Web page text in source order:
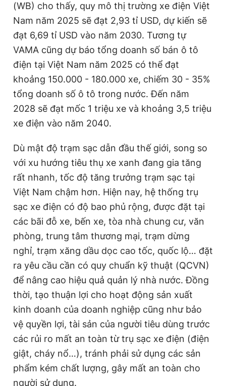
(WB) cho thấy, quy mô thị trường xe điện Việt
Nam năm 2025 sẽ đạt 2,93 tỉ USD, dự kiến sẽ
đạt 6,69 tỉ USD vào năm 2030. Tương tự
VAMA cũng dự báo tổng doanh số bán ô tô
điện tại Việt Nam năm 2025 có thể đạt
khoảng 150.000 - 180.000 xe, chiếm 30 - 35%
tổng doanh số ô tô trong nước. Đến năm
2028 sẽ đạt mốc 1 triệu xe và khoảng 3,5 triệu
xe điện vào năm 2040.
Dù mật độ trạm sạc dẫn đầu thế giới, song so
với xu hướng tiêu thụ xe xanh đang gia tăng
rất nhanh, tốc độ tăng trưởng trạm sạc tại
Việt Nam chậm hơn. Hiện nay, hệ thống trụ
sạc xe điện có độ bao phủ rộng, được đặt tại
các bãi đỗ xe, bến xe, tòa nhà chung cư, văn
phòng, trung tâm thương mại, trạm dừng
nghỉ, trạm xăng dầu dọc cao tốc, quốc lộ… đặt
ra yêu cầu cần có quy chuẩn kỹ thuật (QCVN)
để nâng cao hiệu quả quản lý nhà nước. Đồng
thời, tạo thuận lợi cho hoạt động sản xuất
kinh doanh của doanh nghiệp cũng như bảo
vệ quyền lợi, tài sản của người tiêu dùng trước
các rủi ro mất an toàn từ trụ sạc xe điện (điện
giật, cháy nổ…), tránh phải sử dụng các sản
phẩm kém chất lượng, gây mất an toàn cho
người sử dụng.